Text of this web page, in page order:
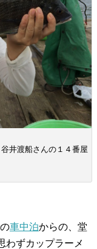
井渡船さんの１４番屋
車中泊からの、堂
わずカップラーメ